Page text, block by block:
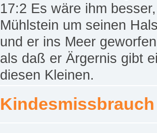
17:2 Es wäre ihm
Mühlstein um seinen
und er ins Meer
als daß er Ärgernis gibt
diesen Kleinen.
Kindesmissbrauch